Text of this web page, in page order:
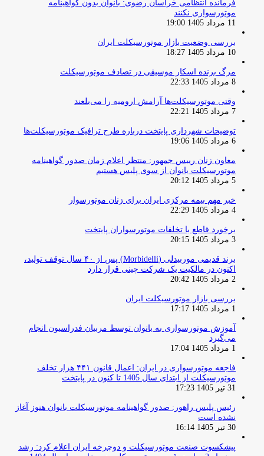
فرمانده انتظامی خراسان رضوی: بانوان بدون گواهینامه
موتورسواری نکنند
11 مرداد 1405 19:00
بررسی وضعیت بازار موتورسیکلت ایران
10 مرداد 1405 18:27
مرگ برنده اسکار موسیقی در تصادف موتورسیکلت
8 مرداد 1405 22:33
وقتی موتورسیکلت‌ها آرامش ارومیه را می‌بلعند
7 مرداد 1405 22:21
توضیحات شهرداری پایتخت درباره طرح ترافیک موتورسیکلت‌ها
6 مرداد 1405 19:06
معاون زنان رییس جمهور: منتظر اعلام زمان صدور گواهینامه
موتورسیکلت بانوان از سوی پلیس هستیم
5 مرداد 1405 20:12
خبر مهم بیمه مرکزی ایران برای زنان موتورسوار
4 مرداد 1405 22:29
برخورد قاطع با تخلفات موتورسواران پایتخت
3 مرداد 1405 20:15
برند قدیمی موربیدلی (Morbidelli) پس از ۴۰ سال توقف تولید،
اکنون در مالکیت یک شرکت چینی قرار دارد
2 مرداد 1405 20:42
بررسی بازار موتورسیکلت ایران
1 مرداد 1405 17:17
آموزش موتورسواری به بانوان توسط مربیان فدراسیون انجام
می‌گیرد
1 مرداد 1405 17:04
فاجعه موتورسواری در ایران: اعمال قانون ۴۴۱ هزار تخلف
موتورسیکلت از ابتدای سال 1405 تا کنون در پایتخت
31 تیر 1405 17:23
رئیس پلیس راهور: صدور گواهینامه موتورسیکلت بانوان هنوز آغاز
نشده است
30 تیر 1405 16:14
پیشکسوت صنعت موتورسیکلت و دوچرخه ایران اعلام کرد: رشد